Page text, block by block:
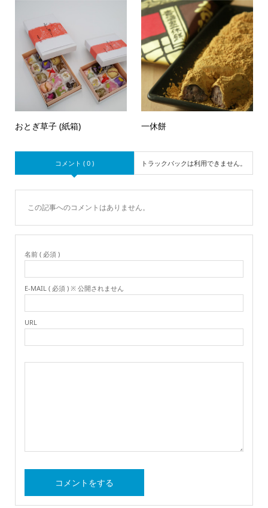
おとぎ草子 (紙箱) 一休餅
コメント ( 0 ) トラックバックは利用できません。
この記事へのコメントはありません。
名前 ( 必須 )
E-MAIL ( 必須 ) ※ 公開されません
URL